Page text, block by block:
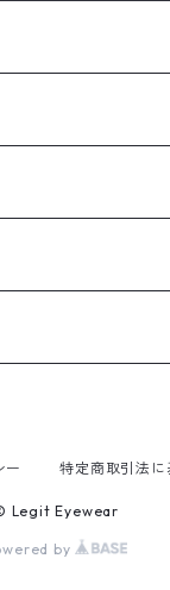
ー 特定商取引法に
Legit Eyewear
by